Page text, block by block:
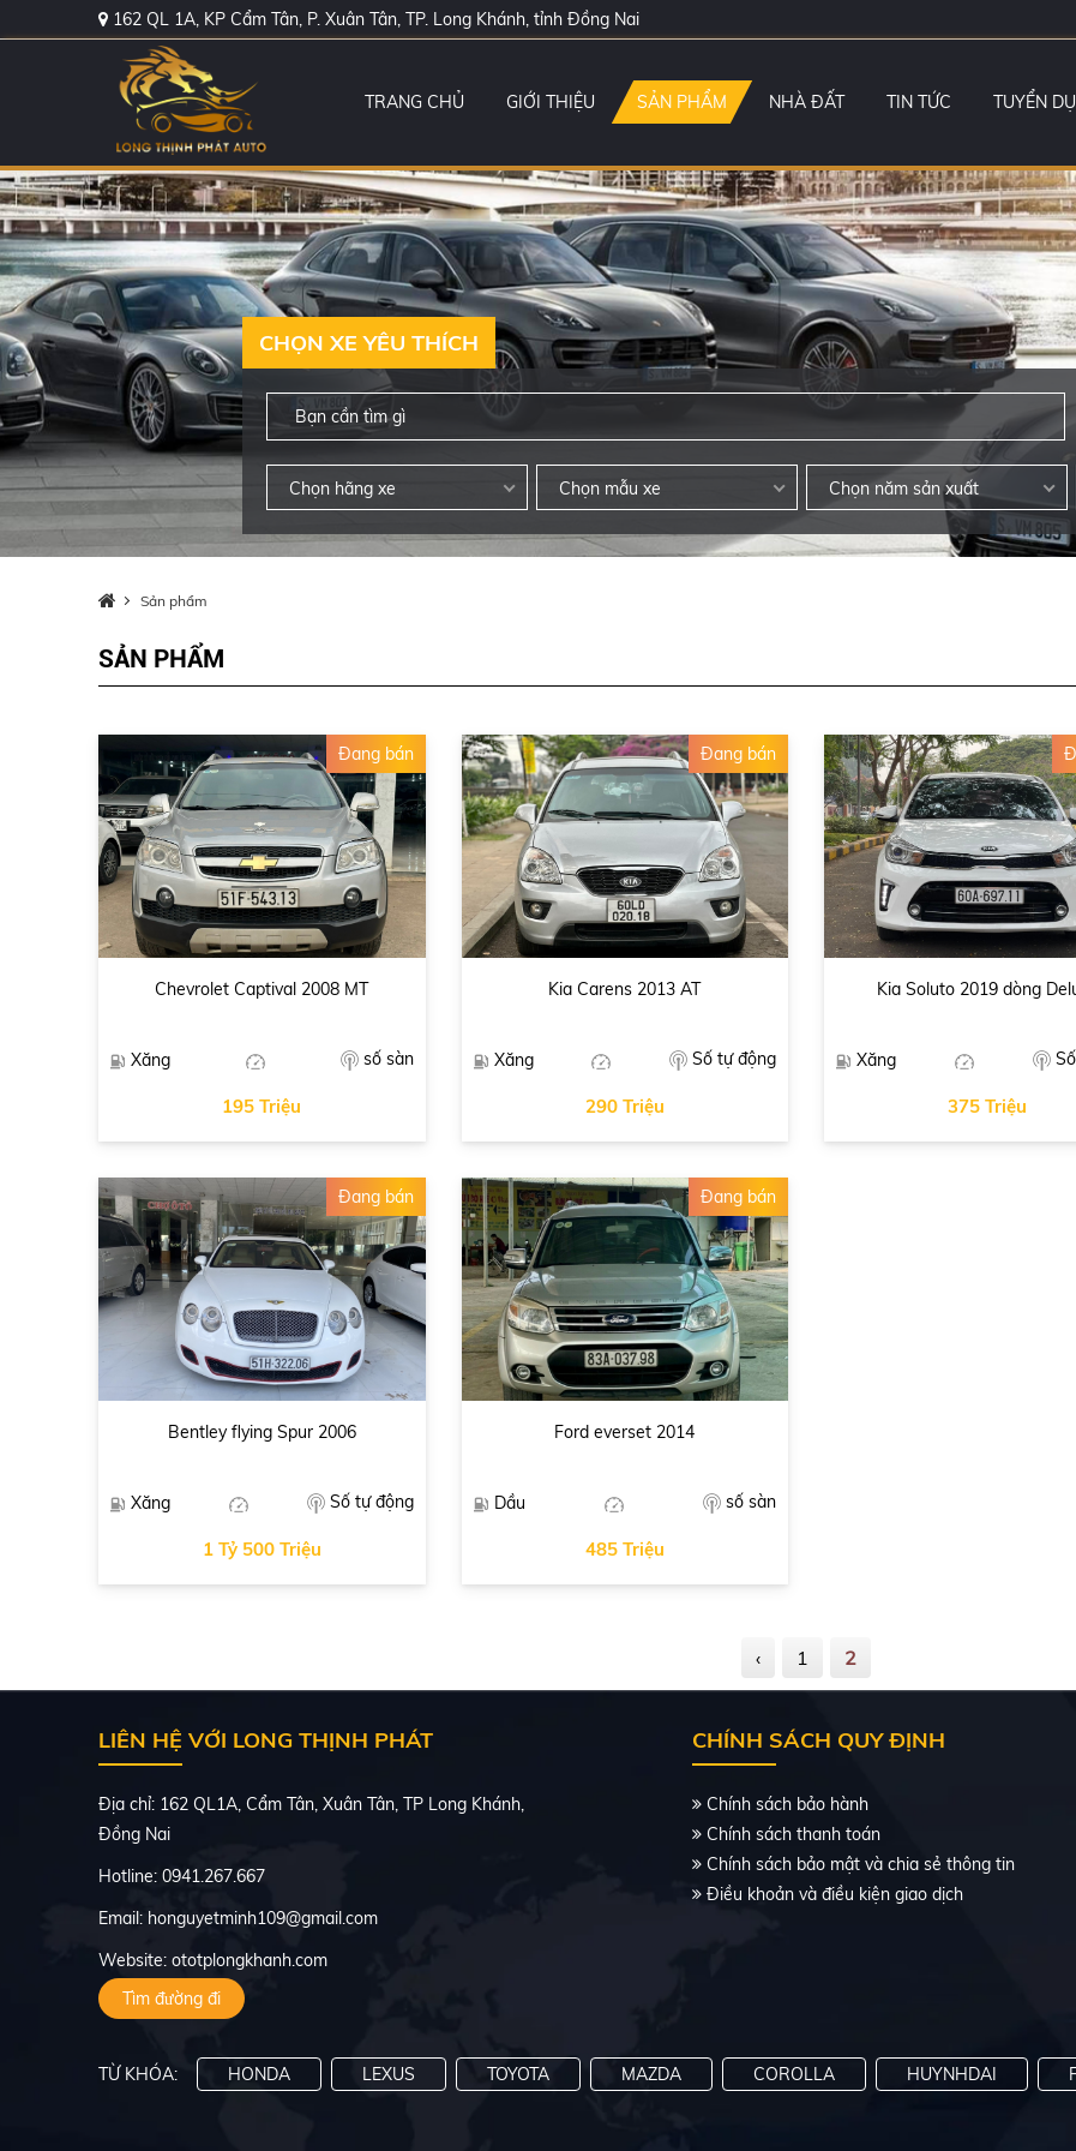
162 QL 1A, KP Cẩm Tân, P. Xuân Tân, TP. Long Khánh, tỉnh Đồng Nai
TRANG CHỦ GIỚI THIỆU SẢN PHẨM NHÀ ĐẤT TIN TỨC TUYỂN
CHỌN XE YÊU THÍCH
Chọn hãng xe Chọn mẫu xe Chọn năm sản xuất
Sản phẩm
SẢN PHẨM
Đang bán
Chevrolet Captival 2008 MT
Xăng số sàn
195 Triệu
Đang bán
Kia Carens 2013 AT
Xăng Số tự động
290 Triệu
Kia Soluto 2019 dòng
Xăng
375 Triệu
Đang bán
Bentley flying Spur 2006
Xăng Số tự động
1 Tỷ 500 Triệu
Đang bán
Ford everset 2014
Dầu số sàn
485 Triệu
‹ 1 2
LIÊN HỆ VỚI LONG THỊNH PHÁT
Địa chỉ: 162 QL1A, Cẩm Tân, Xuân Tân, TP Long Khánh,
Đồng Nai
Hotline: 0941.267.667
Email: honguyetminh109@gmail.com
Website: ototplongkhanh.com
Tìm đường đi
CHÍNH SÁCH QUY ĐỊNH
Chính sách bảo hành
Chính sách thanh toán
Chính sách bảo mật và chia sẻ thông tin
Điều khoản và điều kiện giao dịch
TỪ KHÓA: HONDA LEXUS TOYOTA MAZDA COROLLA HUYNHDAI